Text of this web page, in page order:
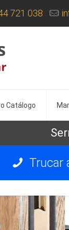
721 038
Catálogo
Trucar